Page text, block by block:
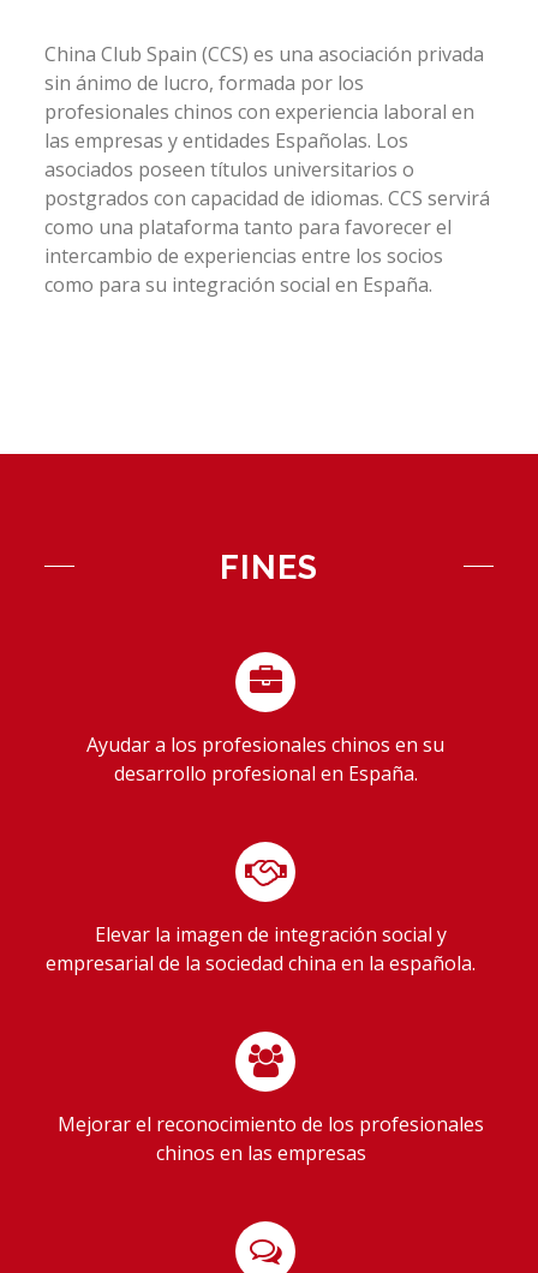
China Club Spain (CCS) es una asociación privada
sin ánimo de lucro, formada por los
profesionales chinos con experiencia laboral en
las empresas y entidades Españolas. Los
asociados poseen títulos universitarios o
postgrados con capacidad de idiomas. CCS servirá
como una plataforma tanto para favorecer el
intercambio de experiencias entre los socios
como para su integración social en España.
FINES
Ayudar a los profesionales chinos en su
desarrollo profesional en España.
Elevar la imagen de integración social y
empresarial de la sociedad china en la española.
Mejorar el reconocimiento de los profesionales
chinos en las empresas